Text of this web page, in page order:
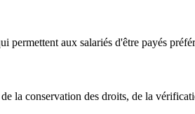
aux salariés d'être payés
la conservation des droits, de la